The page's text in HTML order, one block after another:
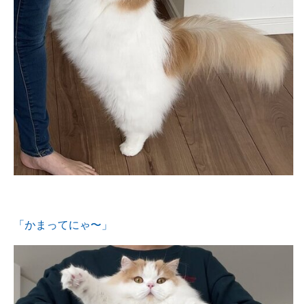
「かまってにゃ〜」